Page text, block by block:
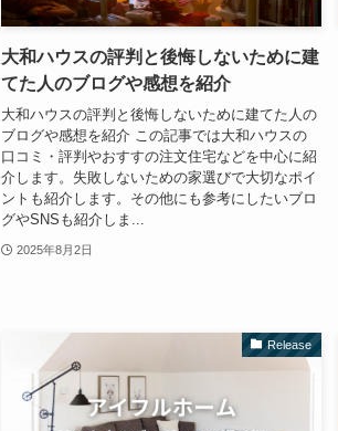
大和ハウスの評判と後悔しないために建
てた人のブログや感想を紹介
大和ハウスの評判と後悔しないために建てた人の
ブログや感想を紹介 この記事では大和ハウスの
口コミ・評判やおすすの注文住宅などを中心に紹
介します。失敗しないための家選びで大切なポイ
ントも紹介します。その他にも参考にしたいブロ
グやSNSも紹介しま...
2025年8月2日
Release